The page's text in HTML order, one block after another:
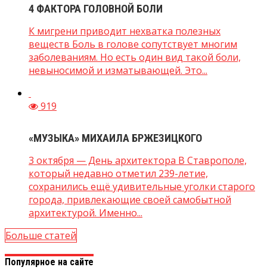
4 ФАКТОРА ГОЛОВНОЙ БОЛИ
К мигрени приводит нехватка полезных
веществ Боль в голове сопутствует многим
заболеваниям. Но есть один вид такой боли,
невыносимой и изматывающей. Это...
919
«МУЗЫКА» МИХАИЛА БРЖЕЗИЦКОГО
3 октября — День архитектора В Ставрополе,
который недавно отметил 239-летие,
сохранились ещё удивительные уголки старого
города, привлекающие своей самобытной
архитектурой. Именно...
Больше статей
Популярное на сайте